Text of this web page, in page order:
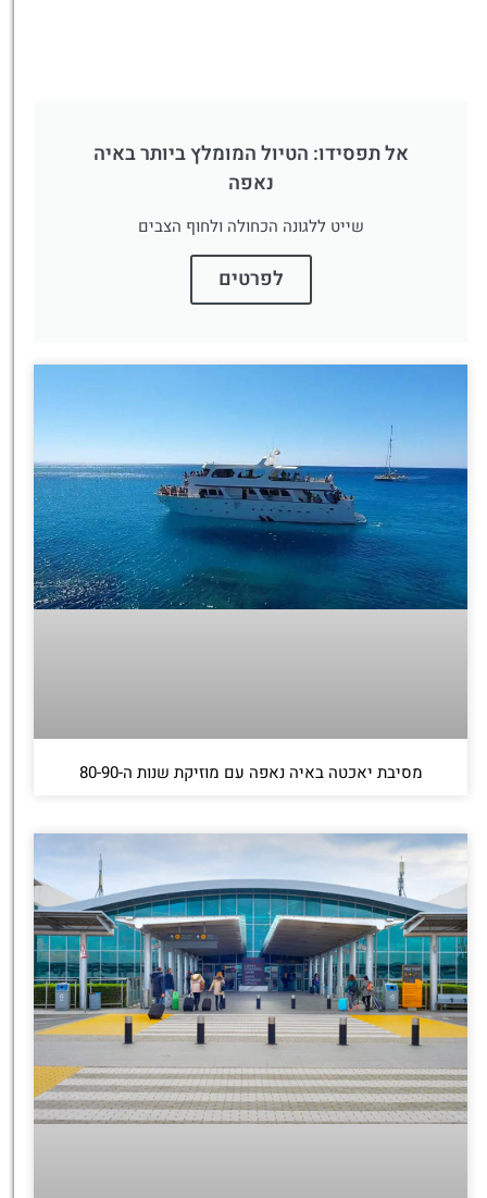
אל תפסידו: הטיול המומלץ ביותר באיה
נאפה
שייט ללגונה הכחולה ולחוף הצבים
לפרטים
מסיבת יאכטה באיה נאפה עם מוזיקת שנות ה-80-90